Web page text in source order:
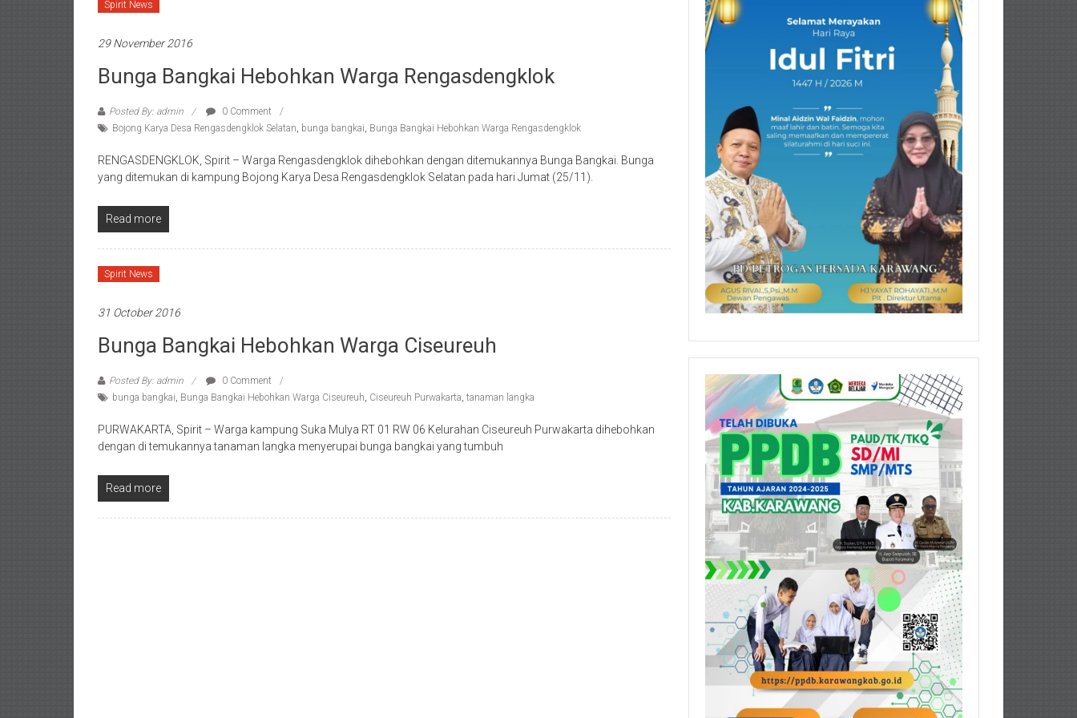
Spirit News
29 November 2016
Bunga Bangkai Hebohkan Warga Rengasdengklok
Posted By: admin
0 Comment
Bojong Karya Desa Rengasdengklok Selatan, bunga bangkai, Bunga Bangkai Hebohkan Warga Rengasdengklok
RENGASDENGKLOK, Spirit – Warga Rengasdengklok dihebohkan dengan ditemukannya Bunga Bangkai. Bunga
yang ditemukan di kampung Bojong Karya Desa Rengasdengklok Selatan pada hari Jumat (25/11).
Read more
Spirit News
31 October 2016
Bunga Bangkai Hebohkan Warga Ciseureuh
Posted By: admin
0 Comment
bunga bangkai, Bunga Bangkai Hebohkan Warga Ciseureuh, Ciseureuh Purwakarta, tanaman langka
PURWAKARTA, Spirit – Warga kampung Suka Mulya RT 01 RW 06 Kelurahan Ciseureuh Purwakarta dihebohkan
dengan di temukannya tanaman langka menyerupai bunga bangkai yang tumbuh
Read more